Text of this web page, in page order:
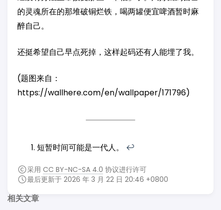
的灵魂所在的那堆破铜烂铁，喝两罐便宜啤酒暂时麻
醉自己。
还挺希望自己早点死掉，这样起码还有人能埋了我。
(题图来自：
https://wallhere.com/en/wallpaper/171796)
短暂时间可能是一代人。 ↩︎
采用 CC BY-NC-SA 4.0 协议进行许可
最后更新于 2026 年 3 月 22 日 20:46 +0800
相关文章